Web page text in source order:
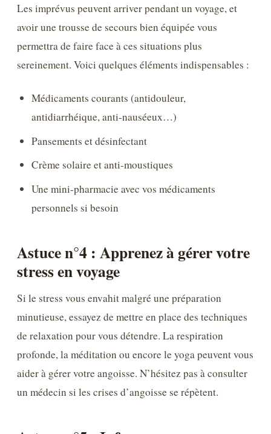
Les imprévus peuvent arriver pendant un voyage, et
avoir une trousse de secours bien équipée vous
permettra de faire face à ces situations plus
sereinement. Voici quelques éléments indispensables :
Médicaments courants (antidouleur,
antidiarrhéique, anti-nauséeux…)
Pansements et désinfectant
Crème solaire et anti-moustiques
Une mini-pharmacie avec vos médicaments
personnels si besoin
Astuce n°4 : Apprenez à gérer votre
stress en voyage
Si le stress vous envahit malgré une préparation
minutieuse, essayez de mettre en place des techniques
de relaxation pour vous détendre. La respiration
profonde, la méditation ou encore le yoga peuvent vous
aider à gérer votre angoisse. N’hésitez pas à consulter
un médecin si les crises d’angoisse se répètent.